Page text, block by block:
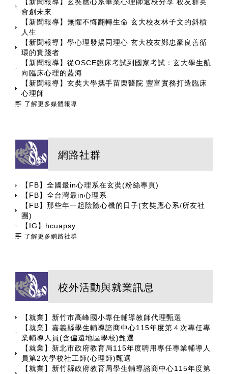
會創未來
【新聞報導】無懼不悔翻轉生命 玄大校友林子文的斜槓
人生
【新聞報導】學心理發揚同理心 玄大校友鄭忠豪良善循
環的實踐者
【新聞報導】從OSCE臨床考試到國家考試：玄大學生航
向臨床心理的藍海
【新聞報導】玄奘大學攜手苗栗醫院 豐富實務打造臨床
心理師
了解更多媒體報導
網路社群
【FB】全國最in心理系在玄奘(粉絲專頁)
【FB】全台灣最in心理系
【FB】那些年一起陰險心機的日子(玄奘應心系/所友社
團)
【IG】hcuapsy
了解更多網路社群
校外活動與就業訊息
【就業】新竹市高峰國小專任輔導教師代理甄選
【就業】嘉義縣學生輔導諮商中心115年度第４次專任專
業輔導人員(含偏遠地區學校)甄選
【就業】新北市政府教育局115年度聘用專任專業輔導人
員第2次學校社工師(心理師)甄選
【就業】新竹縣政府教育局學生輔導諮商中心115年度第